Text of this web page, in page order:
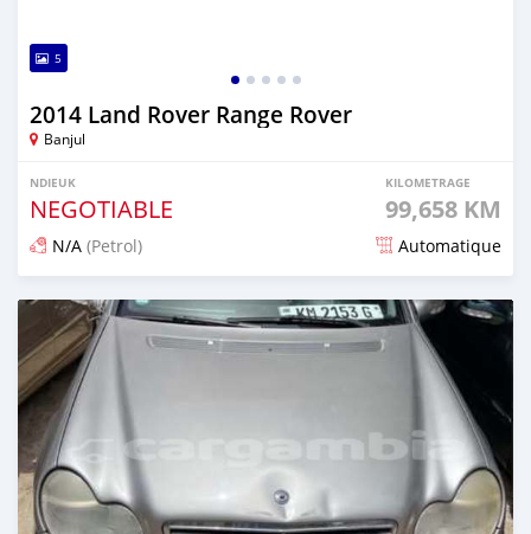
5
2014 Land Rover Range Rover
Banjul
NDIEUK
NEGOTIABLE
KILOMETRAGE
99,658 KM
N/A (Petrol) Automatique
Dougal na niou ko depuis 25 days